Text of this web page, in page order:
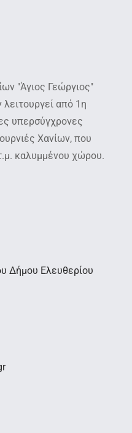
"Άγιος Γεώργιος"
από 1η
υπερσύγχρονες
Χανίων, που
καλυμμένου χώρου.
Δήμου Ελευθερίου